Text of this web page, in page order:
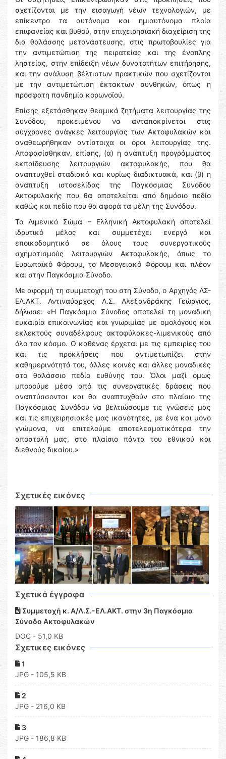
σχετίζονται με την εισαγωγή νέων τεχνολογιών, με
επίκεντρο τα αυτόνομα και ημιαυτόνομα πλοία
επιφανείας και βυθού, στην επιχειρησιακή διαχείριση της
δια θαλάσσης μετανάστευσης, στις πρωτοβουλίες για
την αντιμετώπιση της πειρατείας και της ένοπλης
ληστείας, στην επίδειξη νέων δυνατοτήτων επιτήρησης,
και την ανάλυση βέλτιστων πρακτικών που σχετίζονται
με την αντιμετώπιση έκτακτων συνθηκών, όπως η
πρόσφατη πανδημία κορωνοϊού.
Επίσης εξετάσθηκαν θεσμικά ζητήματα λειτουργίας της
Συνόδου, προκειμένου να ανταποκρίνεται στις
σύγχρονες ανάγκες λειτουργίας των Ακτοφυλακών και
αναθεωρήθηκαν αντίστοιχα οι όροι λειτουργίας της.
Αποφασίσθηκαν, επίσης, (α) η ανάπτυξη προγράμματος
εκπαίδευσης λειτουργιών ακτοφυλακής, που θα
αναπτυχθεί σταδιακά και κυρίως διαδικτυακά, και (β) η
ανάπτυξη ιστοσελίδας της Παγκόσμιας Συνόδου
Ακτοφυλακής που θα αποτελείται από δημόσιο πεδίο
καθώς και πεδίο που θα αφορά τα μέλη της Συνόδου.
Το Λιμενικό Σώμα – Ελληνική Ακτοφυλακή αποτελεί
ιδρυτικό μέλος και συμμετέχει ενεργά και
εποικοδομητικά σε όλους τους συνεργατικούς
σχηματισμούς λειτουργιών Ακτοφυλακής, όπως το
Ευρωπαϊκό Φόρουμ, το Μεσογειακό Φόρουμ και πλέον
και στην Παγκόσμια Σύνοδο.
Με αφορμή τη συμμετοχή του στη Σύνοδο, ο Αρχηγός ΛΣ-
ΕΛ.ΑΚΤ. Αντιναύαρχος Λ.Σ. Αλεξανδράκης Γεώργιος,
δήλωσε: «Η Παγκόσμια Σύνοδος αποτελεί τη μοναδική
ευκαιρία επικοινωνίας και γνωριμίας με ομολόγους και
εκλεκτούς συναδέλφους ακτοφύλακες-λιμενικούς από
όλο τον κόσμο. Ο καθένας έρχεται με τις εμπειρίες του
και τις προκλήσεις που αντιμετωπίζει στην
καθημερινότητά του, άλλες κοινές και άλλες μοναδικές
στο θαλάσσιο πεδίο ευθύνης του. Όλοι μαζί όμως
μπορούμε μέσα από τις συνεργατικές δράσεις που
αναπτύσσονται και θα αναπτυχθούν στο πλαίσιο της
Παγκόσμιας Συνόδου να βελτιώσουμε τις γνώσεις μας
και τις επιχειρησιακές μας ικανότητες, με ένα και μόνο
γνώμονα, να επιτελούμε αποτελεσματικότερα την
αποστολή μας, στο πλαίσιο πάντα του εθνικού και
διεθνούς δικαίου.»
Σχετικές εικόνες
Σχετικά έγγραφα
Συμμετοχή κ. Α/Λ.Σ.-ΕΛ.ΑΚΤ. στην 3η Παγκόσμια
Σύνοδο Ακτοφυλακών
DOC - 51,0 KB
Σχετικες εικόνες
1
JPG - 105,5 KB
2
JPG - 216,0 KB
3
JPG - 186,8 KB